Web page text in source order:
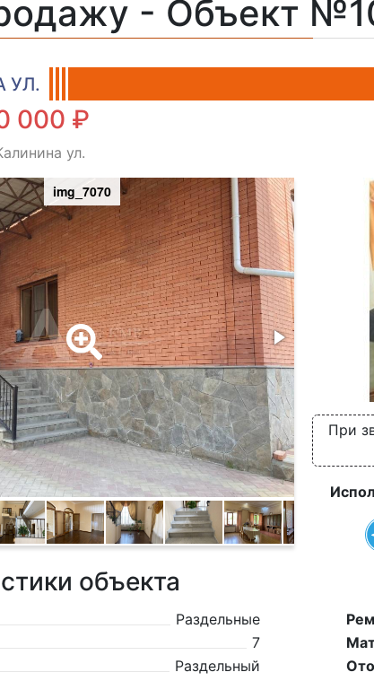
- Объект
УЛ.
000 ₽
ул.
img_7070
При
объекта
Раздельные
7
Раздельный